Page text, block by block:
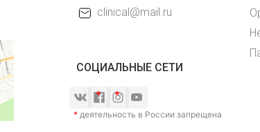
clinical@mail.ru
СОЦИАЛЬНЫЕ СЕТИ
* деятельность в России запрещена